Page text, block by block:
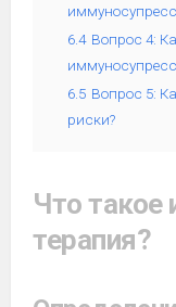
6.4 Вопрос 4:
6.5 Вопрос 5:
риски?
Что такое
терапия?